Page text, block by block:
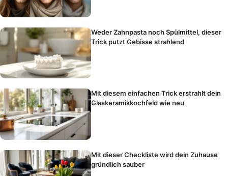
Weder Zahnpasta noch Spülmittel, dieser
Trick putzt Gebisse strahlend
Mit diesem einfachen Trick erstrahlt dein
Glaskeramikkochfeld wie neu
Mit dieser Checkliste wird dein Zuhause
gründlich sauber